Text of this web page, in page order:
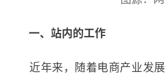
一、站内的工作
近年来，随着电商产业发展